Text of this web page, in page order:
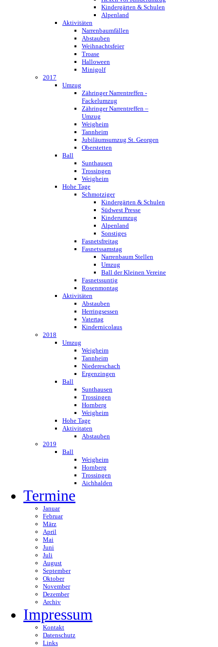
Kindergärten & Schulen
Alpenland
Aktivitäten
Narrenbaumfällen
Abstauben
Weihnachtsfeier
Troase
Halloween
Minigolf
2017
Umzug
Zähringer Narrentreffen -
Fackelumzug
Zähringer Narrentreffen –
Umzug
Weigheim
Tannheim
Jubiläumsumzug St. Georgen
Oberstetten
Ball
Sunthausen
Trossingen
Weigheim
Hohe Tage
Schmotziger
Kindergärten & Schulen
Südwest Presse
Kinderumzug
Alpenland
Sonstiges
Fasnetsfreitag
Fasnetssamstag
Narrenbaum Stellen
Umzug
Ball der Kleinen Vereine
Fasnetssuntig
Rosenmontag
Aktivitäten
Abstauben
Herringsessen
Vatertag
Kindernicolaus
2018
Umzug
Weigheim
Tannheim
Niedereschach
Ergenzingen
Ball
Sunthausen
Trossingen
Hornberg
Weigheim
Hohe Tage
Aktivitaten
Abstauben
2019
Ball
Weigheim
Hornberg
Trossingen
Aichhalden
Termine
Januar
Februar
März
April
Mai
Juni
Juli
August
September
Oktober
November
Dezember
Archiv
Impressum
Kontakt
Datenschutz
Links